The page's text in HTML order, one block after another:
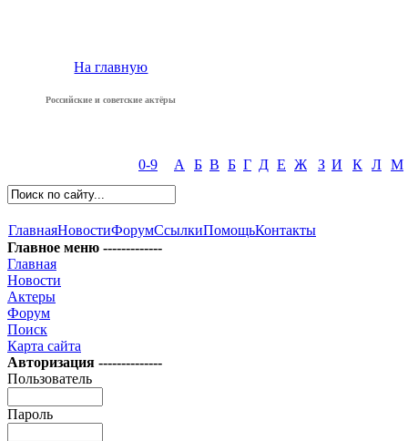
На главную
Российские и советские актёры
0-9 А Б В Б Г Д Е Ж З И К Л М
ГлавнаяНовостиФорумСсылкиПомощьКонтакты
Главное меню -------------
Главная
Новости
Актеры
Форум
Поиск
Карта сайта
Авторизация --------------
Пользователь
Пароль